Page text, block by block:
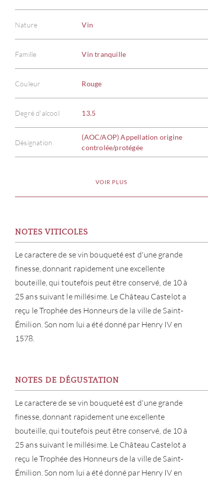
Nature Vin
Famille Vin tranquille
Couleur Rouge
Degré d'alcool 13.5
Désignation
(AOC/AOP) Appellation origine
controlée/protégée
VOIR PLUS
NOTES VITICOLES
Le caractere de se vin bouqueté est d'une grande
finesse, donnant rapidement une excellente
bouteille, qui toutefois peut être conservé, de 10 à
25 ans suivant le millésime. Le Château Castelot a
reçu le Trophée des Honneurs de la ville de Saint-
Émilion. Son nom lui a été donné par Henry IV en
1578.
NOTES DE DÉGUSTATION
Le caractere de se vin bouqueté est d'une grande
finesse, donnant rapidement une excellente
bouteille, qui toutefois peut être conservé, de 10 à
25 ans suivant le millésime. Le Château Castelot a
reçu le Trophée des Honneurs de la ville de Saint-
Émilion. Son nom lui a été donné par Henry IV en